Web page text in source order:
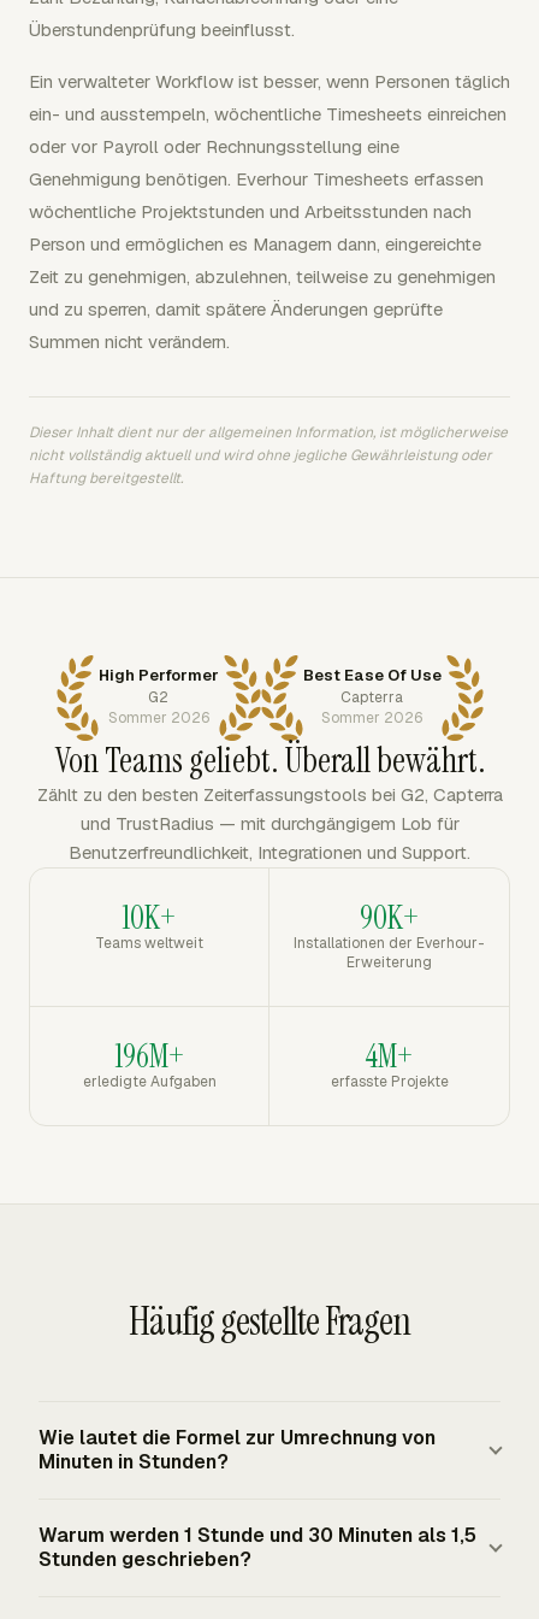
Überstundenprüfung beeinflusst.
Ein verwalteter Workflow ist besser, wenn Personen täglich
ein- und ausstempeln, wöchentliche Timesheets einreichen
oder vor Payroll oder Rechnungsstellung eine
Genehmigung benötigen. Everhour Timesheets erfassen
wöchentliche Projektstunden und Arbeitsstunden nach
Person und ermöglichen es Managern dann, eingereichte
Zeit zu genehmigen, abzulehnen, teilweise zu genehmigen
und zu sperren, damit spätere Änderungen geprüfte
Summen nicht verändern.
Dieser Inhalt dient nur der allgemeinen Information, ist möglicherweise
nicht vollständig aktuell und wird ohne jegliche Gewährleistung oder
Haftung bereitgestellt.
High Performer
G2
Sommer 2026
Best Ease Of Use
Capterra
Sommer 2026
Von Teams geliebt. Überall bewährt.
Zählt zu den besten Zeiterfassungstools bei G2, Capterra
und TrustRadius — mit durchgängigem Lob für
Benutzerfreundlichkeit, Integrationen und Support.
10K+
Teams weltweit
90K+
Installationen der Everhour-
Erweiterung
196M+
erledigte Aufgaben
4M+
erfasste Projekte
Häufig gestellte Fragen
Wie lautet die Formel zur Umrechnung von
Minuten in Stunden?
Beispiel ergeben 150 Minuten geteilt durch 60 2,5
Stunden. Verwenden Sie das Dezimalergebnis für
Warum werden 1 Stunde und 30 Minuten als 1,5
Stunden geschrieben?